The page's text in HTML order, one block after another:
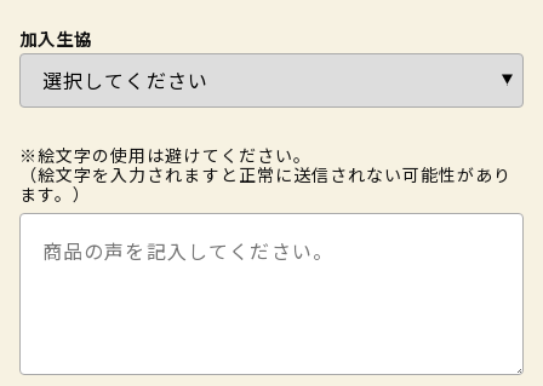
加入生協
※絵文字の使用は避けてください。
（絵文字を入力されますと正常に送信されない可能性があり
ます。）